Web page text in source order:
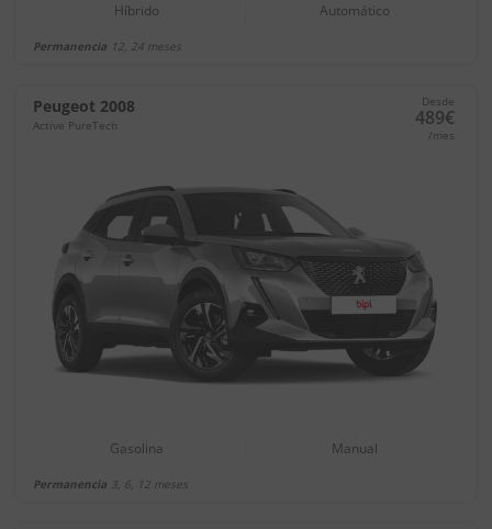
Híbrido Automático
Permanencia 12, 24 meses
Peugeot 2008
Active PureTech
Desde
489€
/mes
Gasolina Manual
Permanencia 3, 6, 12 meses